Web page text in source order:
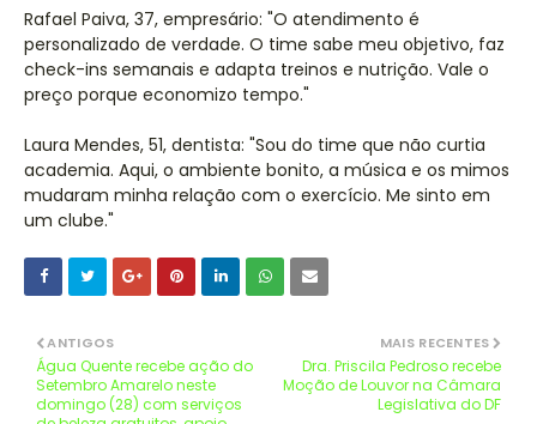
Rafael Paiva, 37, empresário: "O atendimento é
personalizado de verdade. O time sabe meu objetivo, faz
check-ins semanais e adapta treinos e nutrição. Vale o
preço porque economizo tempo."
Laura Mendes, 51, dentista: "Sou do time que não curtia
academia. Aqui, o ambiente bonito, a música e os mimos
mudaram minha relação com o exercício. Me sinto em
um clube."
MAIS RECENTES
Dra. Priscila Pedroso recebe
Moção de Louvor na Câmara
Legislativa do DF
ANTIGOS
Água Quente recebe ação do
Setembro Amarelo neste
domingo (28) com serviços